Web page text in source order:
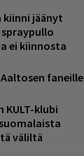
jäänyt
spraypullo
ei kiinnosta
faneille
KULT-klubi
väliltä